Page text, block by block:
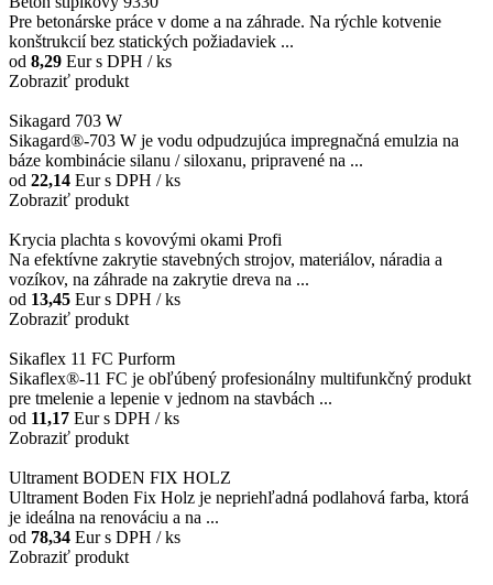
Pre betonárske práce v dome a na záhrade. Na rýchle kotvenie
konštrukcií bez statických požiadaviek ...
od 8,29 Eurs DPH / ks
Zobraziť produkt
Sikagard 703 W
Sikagard®-703 W je vodu odpudzujúca impregnačná emulzia na
báze kombinácie silanu / siloxanu, pripravené na ...
od 22,14 Eurs DPH / ks
Zobraziť produkt
Krycia plachta s kovovými okami Profi
Na efektívne zakrytie stavebných strojov, materiálov, náradia a
vozíkov, na záhrade na zakrytie dreva na ...
od 13,45 Eurs DPH / ks
Zobraziť produkt
Sikaflex 11 FC Purform
Sikaflex®-11 FC je obľúbený profesionálny multifunkčný produkt
pre tmelenie a lepenie v jednom na stavbách ...
od 11,17 Eurs DPH / ks
Zobraziť produkt
Ultrament BODEN FIX HOLZ
Ultrament Boden Fix Holz je nepriehľadná podlahová farba, ktorá
je ideálna na renováciu a na ...
od 78,34 Eurs DPH / ks
Zobraziť produkt